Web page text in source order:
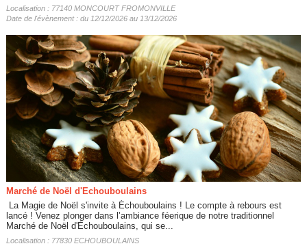
Localisation : 77140 MONCOURT FROMONVILLE
Date de l'évènement : du 12/12/2026 au 13/12/2026
Marché de Noël d'Echouboulains
​ La Magie de Noël s'invite à Échouboulains ! ​Le compte à rebours est
lancé ! Venez plonger dans l’ambiance féerique de notre traditionnel
Marché de Noël d'Échouboulains, qui se...
Localisation : 77830 ECHOUBOULAINS